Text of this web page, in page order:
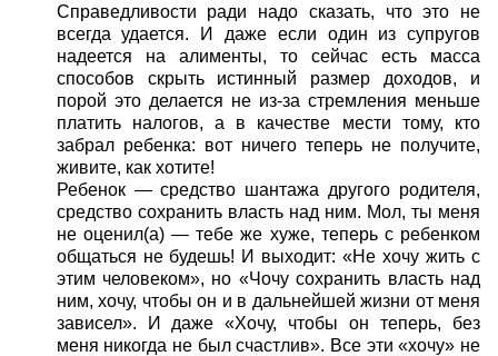
Справедливости ради надо сказать, что это не
всегда удается. И даже если один из супругов
надеется на алименты, то сейчас есть масса
способов скрыть истинный размер доходов, и
порой это делается не из-за стремления меньше
платить налогов, а в качестве мести тому, кто
забрал ребенка: вот ничего теперь не получите,
живите, как хотите!
Ребенок — средство шантажа другого родителя,
средство сохранить власть над ним. Мол, ты меня
не оценил(а) — тебе же хуже, теперь с ребенком
общаться не будешь! И выходит: «Не хочу жить с
этим человеком», но «Чочу сохранить власть над
ним, хочу, чтобы он и в дальнейшей жизни от меня
зависел». И даже «Хочу, чтобы он теперь, без
меня никогда не был счастлив». Все эти «хочу» не